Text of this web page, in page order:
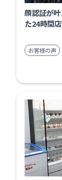
顔認証が叶え
た24時間
お客様の声